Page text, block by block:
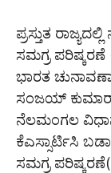
ಪ್ರಸ್ತುತ
ಸಮಗ್ರ
ಭಾರತ
ಸಂಜಯ್ ಕುಮಾರ್
ನೆಲಮಂಗಲ
ಕೆಎಸ್ಸಾರ್ಟಿಸಿ
ಸಮಗ್ರ